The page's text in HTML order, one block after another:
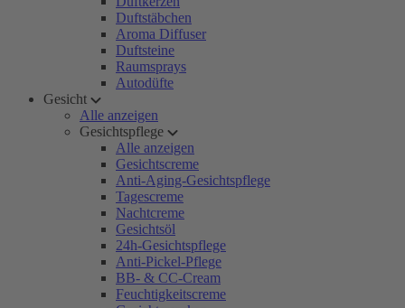
Duftstäbchen
Aroma Diffuser
Duftsteine
Raumsprays
Autodüfte
Gesicht
Alle anzeigen
Gesichtspflege
Alle anzeigen
Gesichtscreme
Anti-Aging-Gesichtspflege
Tagescreme
Nachtcreme
Gesichtsöl
24h-Gesichtspflege
Anti-Pickel-Pflege
BB- & CC-Cream
Feuchtigkeitscreme